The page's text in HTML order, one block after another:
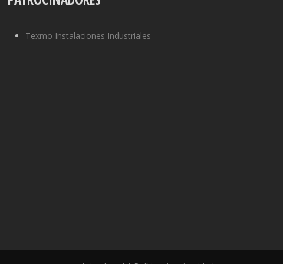
Texmo Instalaciones Industriales